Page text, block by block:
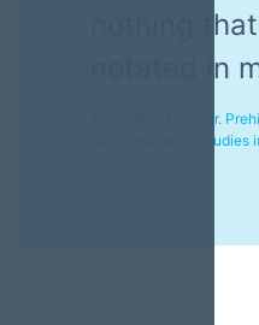
nothing
notated in
Maximilian Hendler.
Jazzforschung. Studies